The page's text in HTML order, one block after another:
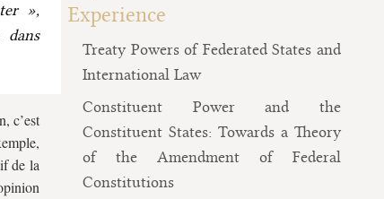
»,
dans
c’est
de la
Experience
Treaty Powers of Federated States and
International Law
Constituent Power and the
Constituent States: Towards a Theory
of the Amendment of Federal
Constitutions